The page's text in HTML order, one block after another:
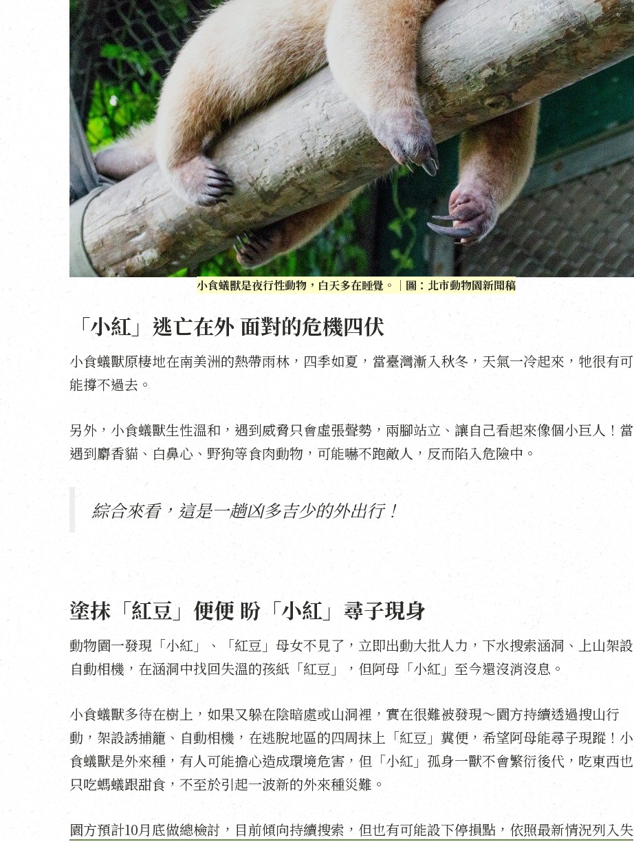
小食蟻獸是夜行性動物，白天多在睡覺。｜圖：北市動物園新聞稿
「小紅」逃亡在外 面對的危機四伏
小食蟻獸原棲地在南美洲的熱帶雨林，四季如夏，當臺灣漸入秋冬，天氣一冷起來，牠很有可
能撐不過去。
另外，小食蟻獸生性溫和，遇到威脅只會虛張聲勢，兩腳站立、讓自己看起來像個小巨人！當
遇到麝香貓、白鼻心、野狗等食肉動物，可能嚇不跑敵人，反而陷入危險中。
綜合來看，這是一趟凶多吉少的外出行！
塗抹「紅豆」便便 盼「小紅」尋子現身
動物園一發現「小紅」、「紅豆」母女不見了，立即出動大批人力，下水搜索涵洞、上山架設
自動相機，在涵洞中找回失溫的孩紙「紅豆」，但阿母「小紅」至今還沒消沒息。
小食蟻獸多待在樹上，如果又躲在陰暗處或山洞裡，實在很難被發現～園方持續透過搜山行
動，架設誘捕籠、自動相機，在逃脫地區的四周抹上「紅豆」糞便，希望阿母能尋子現蹤！小
食蟻獸是外來種，有人可能擔心造成環境危害，但「小紅」孤身一獸不會繁衍後代，吃東西也
只吃螞蟻跟甜食，不至於引起一波新的外來種災難。
園方預計10月底做總檢討，目前傾向持續搜索，但也有可能設下停損點，依照最新情況列入失